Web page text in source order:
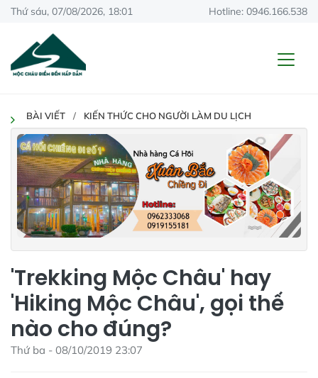
Thứ sáu, 07/08/2026, 18:01 Hotline: 0946.166.538
BÀI VIẾT KIẾN THỨC CHO NGƯỜI LÀM DU LỊCH
'Trekking Mộc Châu' hay
'Hiking Mộc Châu', gọi thế
nào cho đúng?
Thứ ba - 08/10/2019 23:07